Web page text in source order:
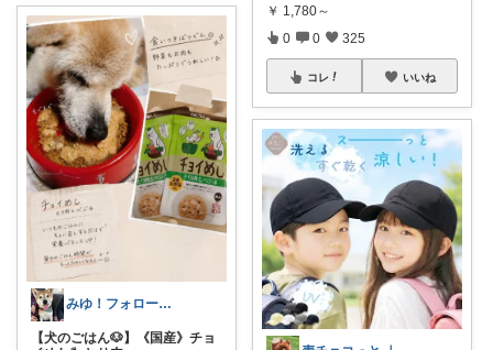
みゆ！フォロー&いいね&購入感謝☆
【犬のごはん🐶】《国産》チョ
￥ 1,780～
0 0 325
コレ いいね